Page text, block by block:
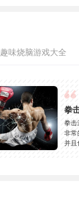
趣味烧脑游戏大全
拳
拳击
非常
并且
够